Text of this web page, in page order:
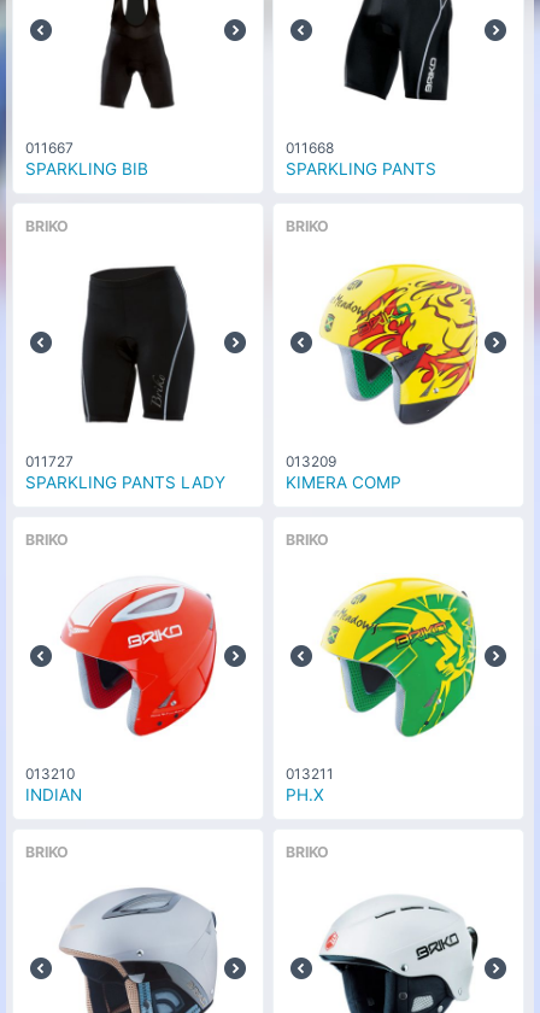
011667
SPARKLING BIB
011668
SPARKLING PANTS
BRIKO
011727
SPARKLING PANTS LADY
BRIKO
013209
KIMERA COMP
BRIKO
013210
INDIAN
BRIKO
013211
PH.X
BRIKO BRIKO